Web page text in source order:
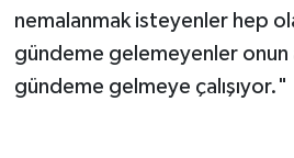
nemalanmak isteyenler hep
gündeme gelemeyenler onun
gündeme gelmeye çalışıyor."